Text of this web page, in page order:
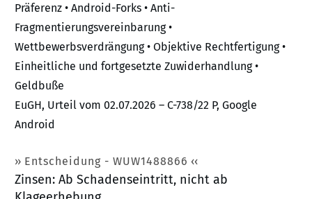
Präferenz • Android-Forks • Anti-
Fragmentierungsvereinbarung •
Wettbewerbsverdrängung • Objektive Rechtfertigung •
Einheitliche und fortgesetzte Zuwiderhandlung •
Geldbuße
EuGH, Urteil vom 02.07.2026 – C-738/22 P, Google
Android
Entscheidung - WUW1488866
Zinsen: Ab Schadenseintritt, nicht ab